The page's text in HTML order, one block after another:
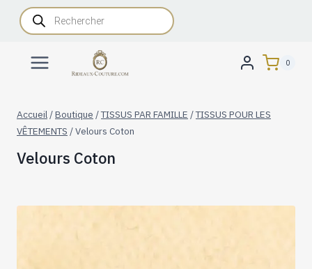
AllerRecherche
de
produits
0
Accueil /Boutique /TISSUS PAR FAMILLE /TISSUS POUR LES
VÊTEMENTS /Velours Coton
Velours Coton